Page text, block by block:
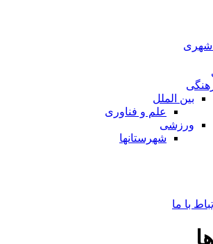
شهری
بین الملل
علم و فناوری
ورزشی
شهرستانها
با ما